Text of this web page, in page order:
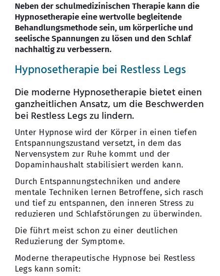
Neben der schulmedizinischen Therapie kann die
Hypnosetherapie eine wertvolle begleitende
Behandlungsmethode sein, um körperliche und
seelische Spannungen zu lösen und den Schlaf
nachhaltig zu verbessern.
Hypnosetherapie bei Restless Legs
Die moderne Hypnosetherapie bietet einen
ganzheitlichen Ansatz, um die Beschwerden
bei Restless Legs zu lindern.
Unter Hypnose wird der Körper in einen tiefen
Entspannungszustand versetzt, in dem das
Nervensystem zur Ruhe kommt und der
Dopaminhaushalt stabilisiert werden kann.
Durch Entspannungstechniken und andere
mentale Techniken lernen Betroffene, sich rasch
und tief zu entspannen, den inneren Stress zu
reduzieren und Schlafstörungen zu überwinden.
Die führt meist schon zu einer deutlichen
Reduzierung der Symptome.
Moderne therapeutische Hypnose bei Restless
Legs kann somit: